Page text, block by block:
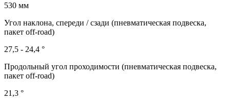
530 мм
Угол наклона, спереди / сзади (пневматическая подвеска,
пакет off-road)
27,5 - 24,4 °
Продольный угол проходимости (пневматическая подвеска,
пакет off-road)
21,3 °